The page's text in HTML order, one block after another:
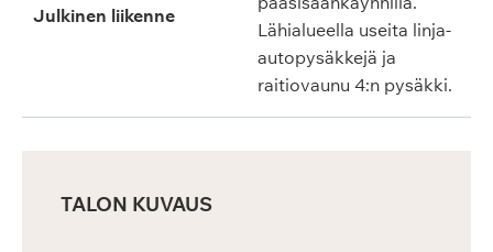
Julkinen liikenne
Lähialueella useita linja-
autopysäkkejä ja
raitiovaunu 4:n pysäkki.
TALON KUVAUS